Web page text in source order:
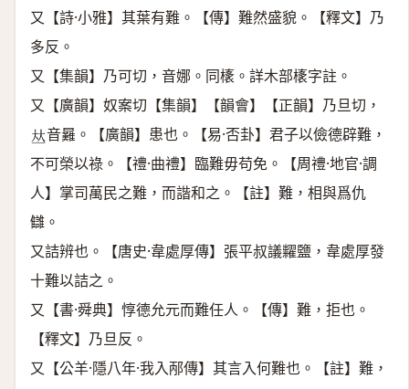
又【詩·小雅】其葉有難。【傳】難然盛貌。【釋文】乃
多反。
又【集韻】乃可切，音娜。同橠。詳木部橠字註。
又【廣韻】奴案切【集韻】【韻會】【正韻】乃旦切，
𠀤音㬮。【廣韻】患也。【易·否卦】君子以儉德辟難，
不可榮以祿。【禮·曲禮】臨難毋苟免。【周禮·地官·調
人】掌司萬民之難，而諧和之。【註】難，相與爲仇
讎。
又詰辨也。【唐史·韋處厚傳】張平叔議糶鹽，韋處厚發
十難以詰之。
又【書·舜典】惇德允元而難任人。【傳】難，拒也。
【釋文】乃旦反。
又【公羊·隱八年·我入邴傳】其言入何難也。【註】難，